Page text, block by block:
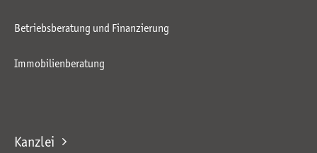
Betriebsberatung und Finanzierung
Immobilienberatung
Kanzlei